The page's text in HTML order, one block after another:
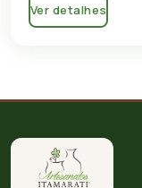
Ver detalhes